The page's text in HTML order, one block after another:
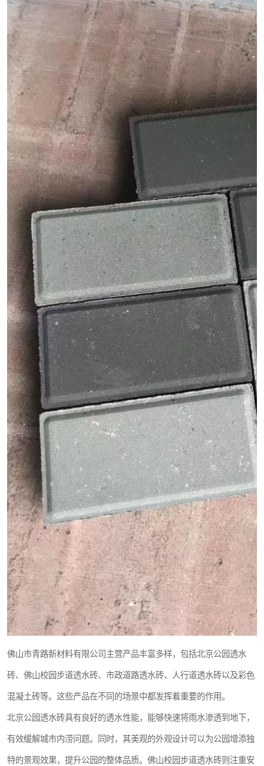
佛山市青路新材料有限公司主营产品丰富多样，包括北京公园透水
砖、佛山校园步道透水砖、市政道路透水砖、人行道透水砖以及彩色
混凝土砖等。这些产品在不同的场景中都发挥着重要的作用。
北京公园透水砖具有良好的透水性能，能够快速将雨水渗透到地下，
有效缓解城市内涝问题。同时，其美观的外观设计可以为公园增添独
特的景观效果，提升公园的整体品质。佛山校园步道透水砖则注重安